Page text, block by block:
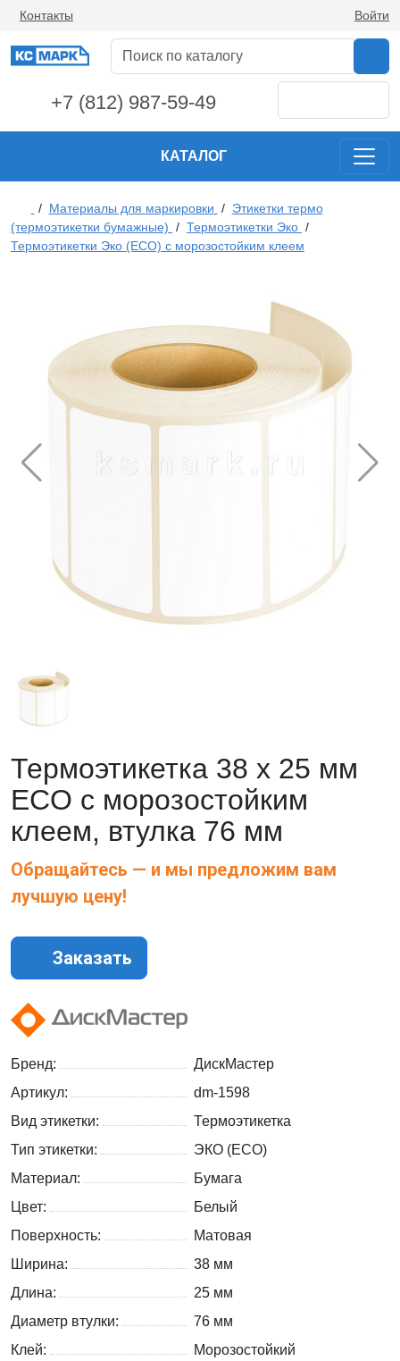
Контакты Войти
+7 (812) 987-59-49
КАТАЛОГ
/ Материалы для маркировки / Этикетки термо
(термоэтикетки бумажные) / Термоэтикетки Эко /
Термоэтикетки Эко (ECO) с морозостойким клеем
Термоэтикетка 38 х 25 мм
ECO с морозостойким
клеем, втулка 76 мм
Обращайтесь — и мы предложим вам
лучшую цену!
Заказать
Бренд:
ДискМастер
Артикул:
dm-1598
Вид этикетки:
Термоэтикетка
Тип этикетки:
ЭКО (ECO)
Материал:
Бумага
Цвет:
Белый
Поверхность:
Матовая
Ширина:
38 мм
Длина:
25 мм
Диаметр втулки:
76 мм
Клей:
Морозостойкий